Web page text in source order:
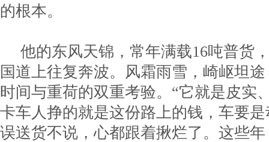
的根本。
他的东风天锦，常年满载16吨普货
国道上往复奔波。风霜雨雪，崎岖坦
时间与重荷的双重考验。“它就是皮实
卡车人挣的就是这份路上的钱，车要是
误送货不说，心都跟着揪烂了。这些